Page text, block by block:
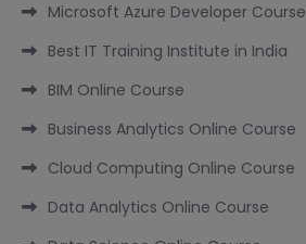
Microsoft Azure Developer Course
Best IT Training Institute in India
BIM Online Course
Business Analytics Online Course
Cloud Computing Online Course
Data Analytics Online Course